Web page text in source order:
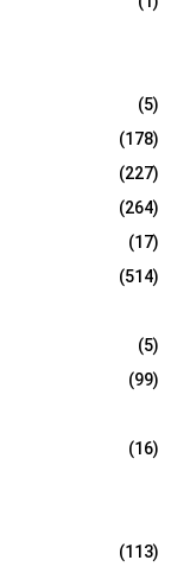
(5)
(178)
(227)
(264)
(17)
(514)
(5)
(99)
(16)
(113)